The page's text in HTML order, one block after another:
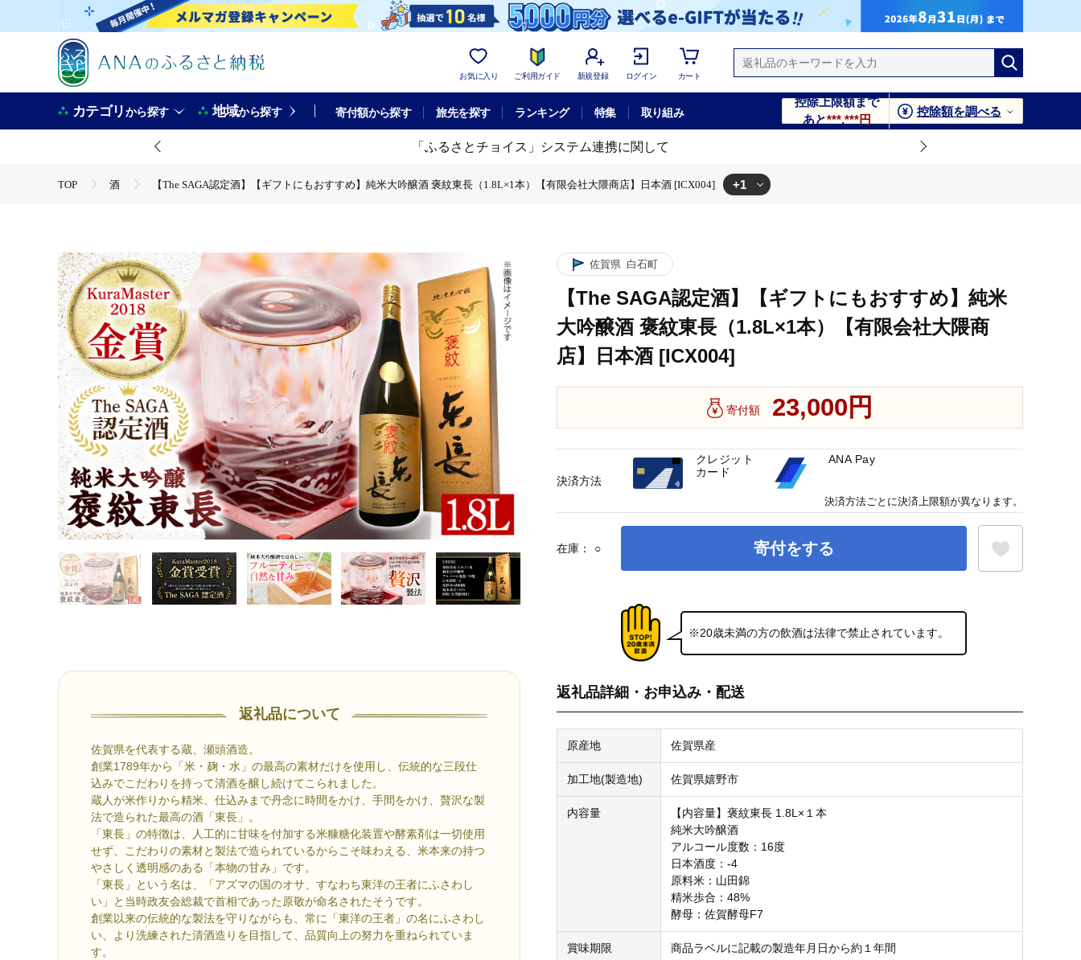
お気に入り ご利用ガイド 新規登録 ログイン カート
カテゴリから探す 地域から探す 寄付額から探す 旅先を探す ランキング 特集 取り組み
控除上限額まで
あと***,***円
控除額を調べる
「ふるさとチョイス」システム連携に関して
TOP 酒 【The SAGA認定酒】【ギフトにもおすすめ】純米大吟醸酒 褒紋東長（1.8L×1本）【有限会社大隈商店】日本酒 [ICX004] +1
返礼品について
佐賀県を代表する蔵、瀬頭酒造。
創業1789年から「米・麹・水」の最高の素材だけを使用し、伝統的な三段仕
込みでこだわりを持って清酒を醸し続けてこられました。
蔵人が米作りから精米、仕込みまで丹念に時間をかけ、手間をかけ、贅沢な製
法で造られた最高の酒「東長」。
「東長」の特徴は、人工的に甘味を付加する米糠糖化装置や酵素剤は一切使用
せず、こだわりの素材と製法で造られているからこそ味わえる、米本来の持つ
やさしく透明感のある「本物の甘み」です。
「東長」という名は、「アズマの国のオサ、すなわち東洋の王者にふさわし
い」と当時政友会総裁で首相であった原敬が命名されたそうです。
創業以来の伝統的な製法を守りながらも、常に「東洋の王者」の名にふさわし
い、より洗練された清酒造りを目指して、品質向上の努力を重ねられていま
す。
佐賀県 白石町
【The SAGA認定酒】【ギフトにもおすすめ】純米
大吟醸酒 褒紋東長（1.8L×1本）【有限会社大隈商
店】日本酒 [ICX004]
寄付額 23,000円
在庫： ○ 寄付をする
※20歳未満の方の飲酒は法律で禁止されています。
返礼品詳細・お申込み・配送
原産地 佐賀県産
加工地(製造地) 佐賀県嬉野市
内容量
【内容量】褒紋東長 1.8L×１本
純米大吟醸酒
アルコール度数：16度
日本酒度：-4
原料米：山田錦
精米歩合：48%
酵母：佐賀酵母F7
賞味期限 商品ラベルに記載の製造年月日から約１年間
決済方法
クレジット
カード
ANA Pay
決済方法ごとに決済上限額が異なります。